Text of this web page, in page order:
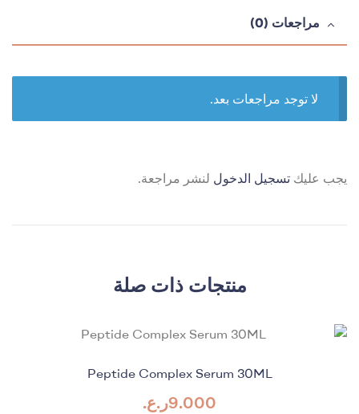
مراجعات (0)
لا توجد مراجعات بعد.
يجب عليك تسجيل الدخول لنشر مراجعة.
منتجات ذات صلة
Peptide Complex Serum 30ML
9.000ر.ع.